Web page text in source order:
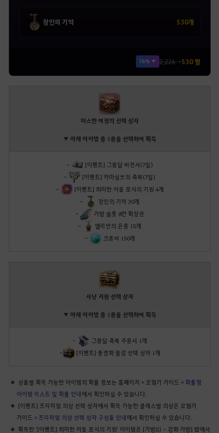
장인의 기억 530개
76% ▼ 2,226→530 펄
따스한 여정의 선택 상자
▼ 아래 아이템 중 1종을 선택하여 획득
-
[이벤트] 그믐달 비전서(7일)
-
[이벤트] 카마실브의 축복(7일)
-
[이벤트] 희미한 어둠 포식의 기원 4개
-
장인의 기억 30개
-
가방 슬롯 8칸 확장권
-
엘리언의 은총 15개
-
크론석 150개
사냥 지원 선택 상자
▼ 아래 아이템 중 1종을 선택하여 획득
-
그믐달 축복 주문서 1개
-
[이벤트] 풍경화 물감 선택 상자 1개
상품별 획득 가능한 아이템의 확률 정보는 홈페이지 > 모험가 가이드 > 확률형
아이템 리스트 및 확률 안내에서 확인하실 수 있습니다.
[이벤트] 프리미엄 의상 선택 상자에서 획득 가능한 클래스별 의상은 모험가
가이드 > 프리미엄 의상 선택 상자 구성품 안내에서 확인하실 수 있습니다.
획득한 '[이벤트] 희미한 어둠 포식의 기원' 아이템은 [가방(I) - 강화 가방] 탭에서